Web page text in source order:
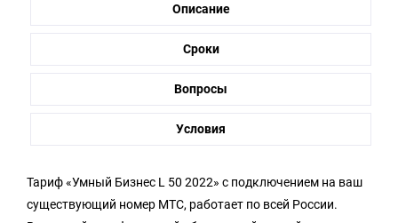
Описание
Сроки
Вопросы
Условия
Тариф «Умный Бизнес L 50 2022» с подключением на ваш
существующий номер МТС, работает по всей России.